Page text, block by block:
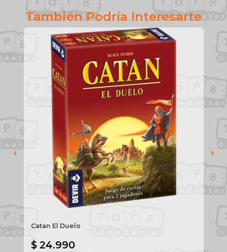
También Podría Interesarte
Catan El Duelo
$ 24.990